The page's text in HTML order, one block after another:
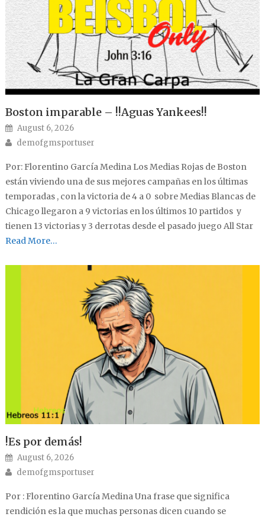
Boston imparable – !!Aguas Yankees!!
Posted on
August 6, 2026
Author
demofgmsportuser
Por: Florentino García Medina Los Medias Rojas de Boston
están viviendo una de sus mejores campañas en los últimas
temporadas , con la victoria de 4 a 0 sobre Medias Blancas de
Chicago llegaron a 9 victorias en los últimos 10 partidos y
tienen 13 victorias y 3 derrotas desde el pasado juego All Star
Read More…
!Es por demás!
Posted on
August 6, 2026
Author
demofgmsportuser
Por : Florentino García Medina Una frase que significa
rendición es la que muchas personas dicen cuando se